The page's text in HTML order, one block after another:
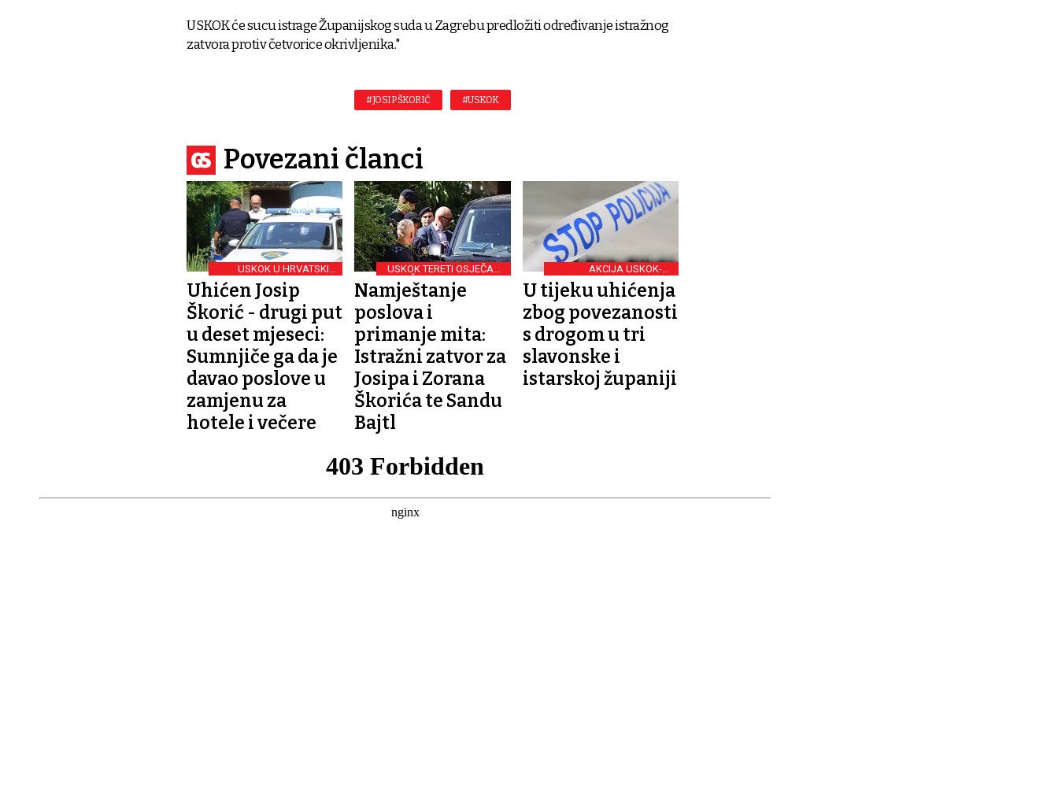
USKOK će sucu istrage Županijskog suda u Zagrebu predložiti određivanje istražnog
zatvora protiv četvorice okrivljenika."
#JOSIP ŠKORIĆ #USKOK
Povezani članci
USKOK U HRVATSKIM
CESTAMA I
AUTOCESTAMA
Uhićen Josip
Škorić - drugi put
u deset mjeseci:
Sumnjiče ga da je
davao poslove u
zamjenu za
hotele i večere
USKOK TERETI OSJEČANE
ZA VIŠE KAZNENIH DJELA
Namještanje
poslova i
primanje mita:
Istražni zatvor za
Josipa i Zorana
Škorića te Sandu
Bajtl
AKCIJA USKOK-A I
POLICIJE
U tijeku uhićenja
zbog povezanosti
s drogom u tri
slavonske i
istarskoj županiji